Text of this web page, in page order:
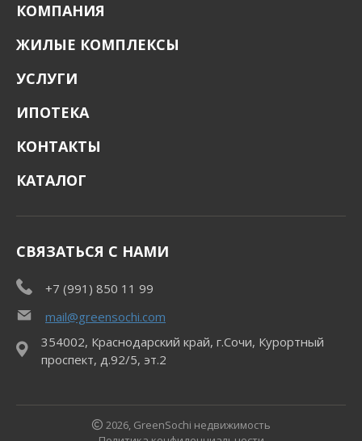
КОМПАНИЯ
ЖИЛЫЕ КОМПЛЕКСЫ
УСЛУГИ
ИПОТЕКА
КОНТАКТЫ
КАТАЛОГ
СВЯЗАТЬСЯ С НАМИ
+7 (991) 850 11 99
mail@greensochi.com
354002, Краснодарский край, г.Сочи, Курортный
проспект, д.92/5, эт.2
2026, GreenSochi недвижимость